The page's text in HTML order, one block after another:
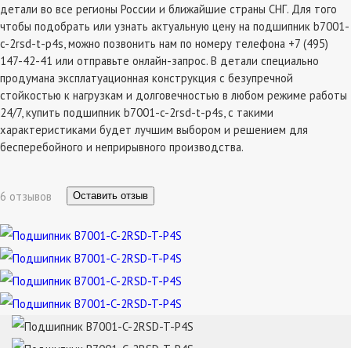
детали во все регионы России и ближайшие страны СНГ. Для того
чтобы подобрать или узнать актуальную цену на подшипник b7001-
c-2rsd-t-p4s, можно позвонить нам по номеру телефона +7 (495)
147-42-41 или отправьте онлайн-запрос. В детали специально
продумана эксплатуационная конструкция с безупречной
стойкостью к нагрузкам и долговечностью в любом режиме работы
24/7, купить подшипник b7001-c-2rsd-t-p4s, с такими
характеристиками будет лучшим выбором и решением для
бесперебойного и неприрывного производства.
6 отзывов Оставить отзыв